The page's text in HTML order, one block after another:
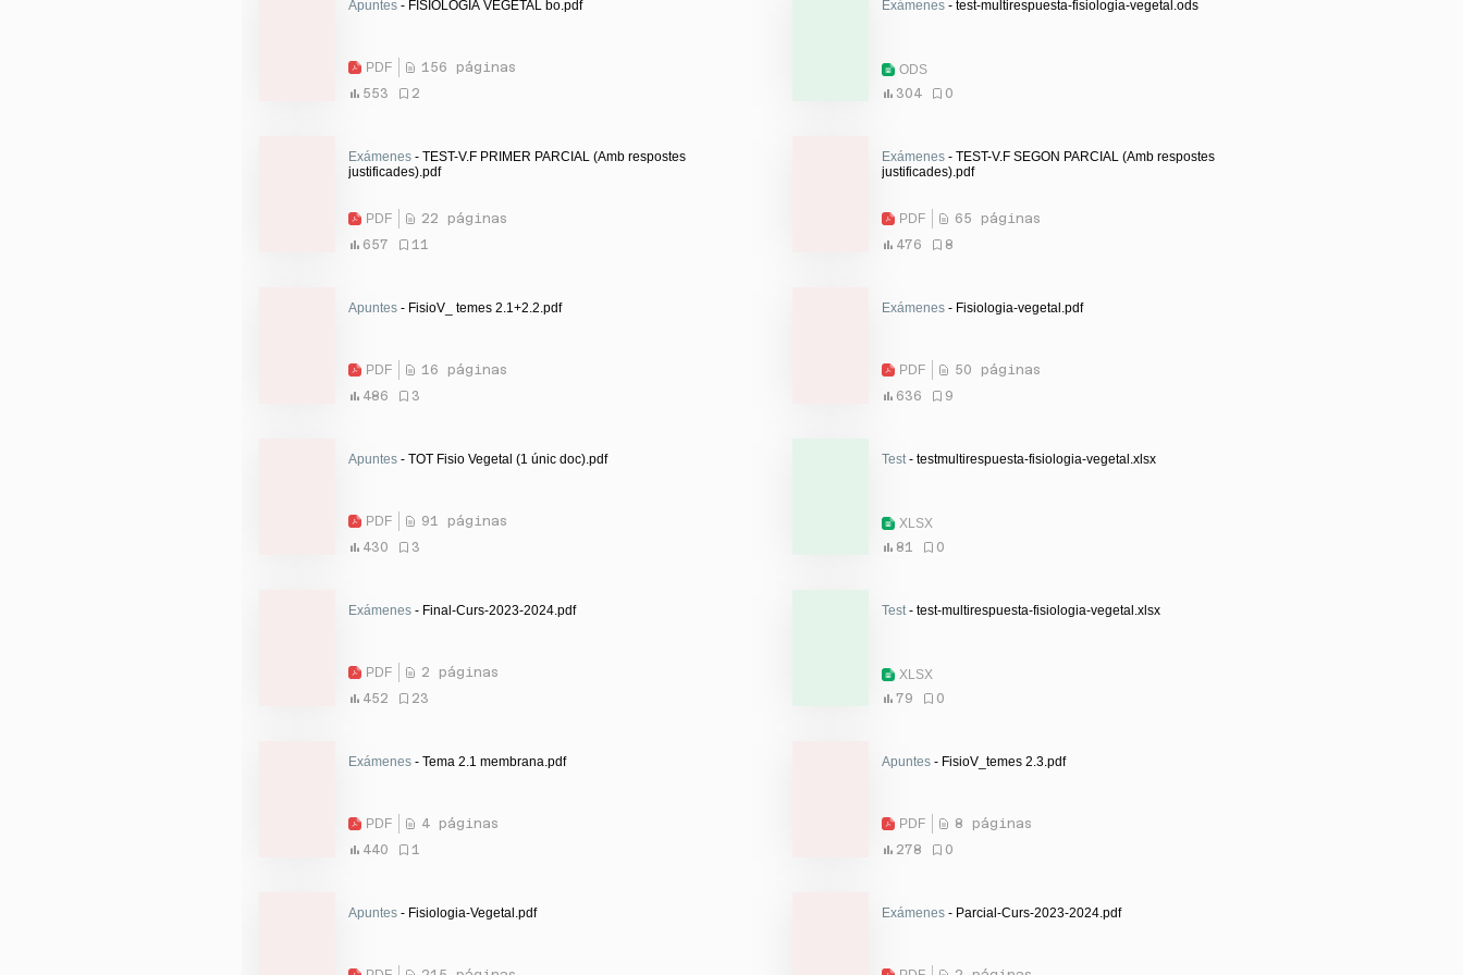
Apuntes - FISIOLOGIA VEGETAL bo.pdf
PDF
156 páginas
553
2
Exámenes - test-multirespuesta-fisiologia-vegetal.ods
ODS
304
0
Exámenes - TEST-V.F PRIMER PARCIAL (Amb respostes
justificades).pdf
PDF
22 páginas
657
11
Exámenes - TEST-V.F SEGON PARCIAL (Amb respostes
justificades).pdf
PDF
65 páginas
476
8
Apuntes - FisioV_ temes 2.1+2.2.pdf
PDF
16 páginas
486
3
Exámenes - Fisiologia-vegetal.pdf
PDF
50 páginas
636
9
Apuntes - TOT Fisio Vegetal (1 únic doc).pdf
PDF
91 páginas
430
3
Test - testmultirespuesta-fisiologia-vegetal.xlsx
XLSX
81
0
Exámenes - Final-Curs-2023-2024.pdf
PDF
2 páginas
452
23
Test - test-multirespuesta-fisiologia-vegetal.xlsx
XLSX
79
0
Exámenes - Tema 2.1 membrana.pdf
PDF
4 páginas
440
1
Apuntes - FisioV_temes 2.3.pdf
PDF
8 páginas
278
0
Apuntes - Fisiologia-Vegetal.pdf Exámenes - Parcial-Curs-2023-2024.pdf